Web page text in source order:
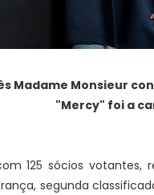
Madame Monsieur
"Mercy" foi a
125 sócios
segunda